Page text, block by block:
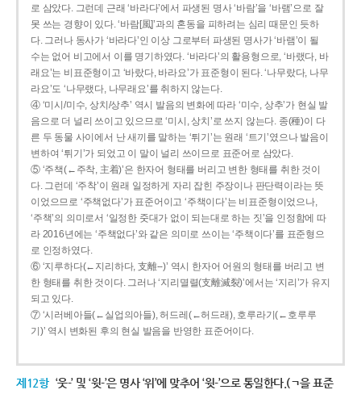
로 삼았다. 그런데 근래 ‘바라다’에서 파생된 명사 ‘바람’을 ‘바램’으로 잘
못 쓰는 경향이 있다. ‘바람[風]’과의 혼동을 피하려는 심리 때문인 듯하
다. 그러나 동사가 ‘바라다’인 이상 그로부터 파생된 명사가 ‘바램’이 될
수는 없어 비고에서 이를 명기하였다. ‘바라다’의 활용형으로, ‘바랬다, 바
래요’는 비표준형이고 ‘바랐다, 바라요’가 표준형이 된다. ‘나무랐다, 나무
라요’도 ‘나무랬다, 나무래요’를 취하지 않는다.
④ ‘미시/미수, 상치/상추’ 역시 발음의 변화에 따라 ‘미수, 상추’가 현실 발
음으로 더 널리 쓰이고 있으므로 ‘미시, 상치’로 쓰지 않는다. 종(種)이 다
른 두 동물 사이에서 난 새끼를 말하는 ‘튀기’는 원래 ‘트기’였으나 발음이
변하여 ‘튀기’가 되었고 이 말이 널리 쓰이므로 표준어로 삼았다.
⑤ ‘주책(←주착, 主着)’은 한자어 형태를 버리고 변한 형태를 취한 것이
다. 그런데 ‘주착’이 원래 일정하게 자리 잡힌 주장이나 판단력이라는 뜻
이었으므로 ‘주책없다’가 표준어이고 ‘주책이다’는 비표준형이었으나,
‘주책’의 의미로서 ‘일정한 줏대가 없이 되는대로 하는 짓’을 인정함에 따
라 2016년에는 ‘주책없다’와 같은 의미로 쓰이는 ‘주책이다’를 표준형으
로 인정하였다.
⑥ ‘지루하다(←지리하다, 支離--)’ 역시 한자어 어원의 형태를 버리고 변
한 형태를 취한 것이다. 그러나 ‘지리멸렬(支離滅裂)’에서는 ‘지리’가 유지
되고 있다.
⑦ ‘시러베아들(←실업의아들), 허드레(←허드래), 호루라기(←호루루
기)’ 역시 변화된 후의 현실 발음을 반영한 표준어이다.
제12항 ‘웃-’ 및 ‘윗-’은 명사 ‘위’에 맞추어 ‘윗-’으로 통일한다.(ㄱ을 표준